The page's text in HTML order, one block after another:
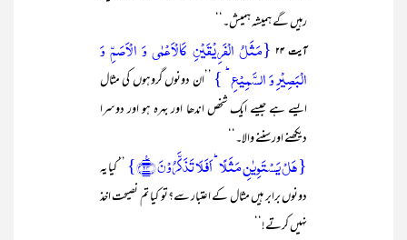
رہیں گے ہمیشہ ہمیش۔‘‘
آیت ۲۴
{مَثَلُ الۡفَرِیۡقَیۡنِ کَالۡاَعۡمٰی وَ الۡاَصَمِّ وَ
الۡبَصِیۡرِ وَ السَّمِیۡعِ ؕ } ’’ان دونوں گروہوں کی مثال
ایسے ہے جیسے ایک شخص اندھا اور بہرہ ہو اور دوسرا
دیکھنے اور سننے والا۔‘‘
{ہَلۡ یَسۡتَوِیٰنِ مَثَلًا ؕ اَفَلَا تَذَکَّرُوۡنَ ﴿٪۲۴﴾}
’’ کیا یہ
دونوں برابر ہیں مثال کے اعتبار سے؟تو کیا تم نصیحت اخذ
نہیں کرتے!‘‘